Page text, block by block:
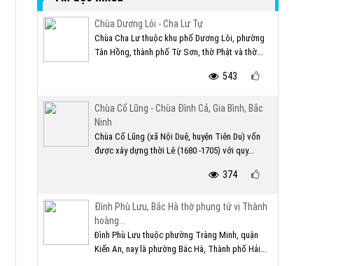
Chùa Dương Lôi - Cha Lư Tự
Chùa Cha Lư thuộc khu phố Dương Lôi, phường
Tân Hồng, thành phố Từ Sơn, thờ Phật và thờ...
543
Chùa Cổ Lũng - Chùa Đình Cả, Gia Bình, Bắc
Ninh
Chùa Cổ Lũng (xã Nội Duệ, huyện Tiên Du) vốn
được xây dựng thời Lê (1680 -1705) với quy...
374
Đình Phù Lưu, Bắc Hà thờ phụng tứ vị Thành
hoàng...
Đình Phù Lưu thuộc phường Tràng Minh, quận
Kiến An, nay là phường Bắc Hà, Thành phố Hải...